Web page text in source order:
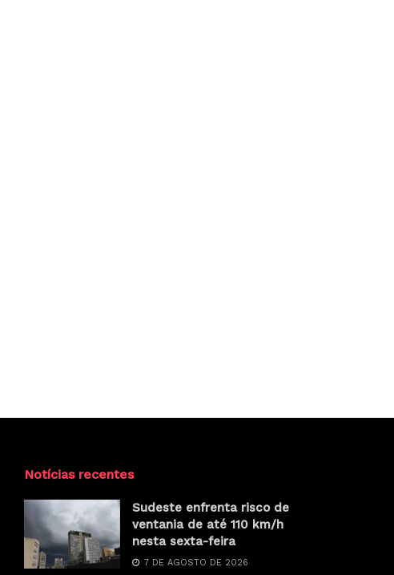
Notícias recentes
Sudeste enfrenta risco de
ventania de até 110 km/h
nesta sexta-feira
7 DE AGOSTO DE 2026